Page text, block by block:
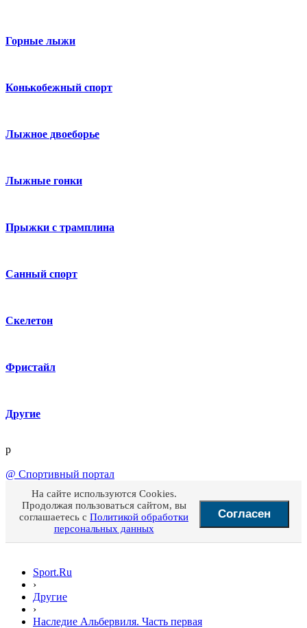
Горные лыжи
Конькобежный спорт
Лыжное двоеборье
Лыжные гонки
Прыжки с трамплина
Санный спорт
Скелетон
Фристайл
Другие
p
@ Спортивный портал
На сайте используются Cookies.
Продолжая пользоваться сайтом, вы
соглашаетесь с Политикой обработки
персональных данных
Согласен
Sport.Ru
›
Другие
›
Наследие Альбервиля. Часть первая